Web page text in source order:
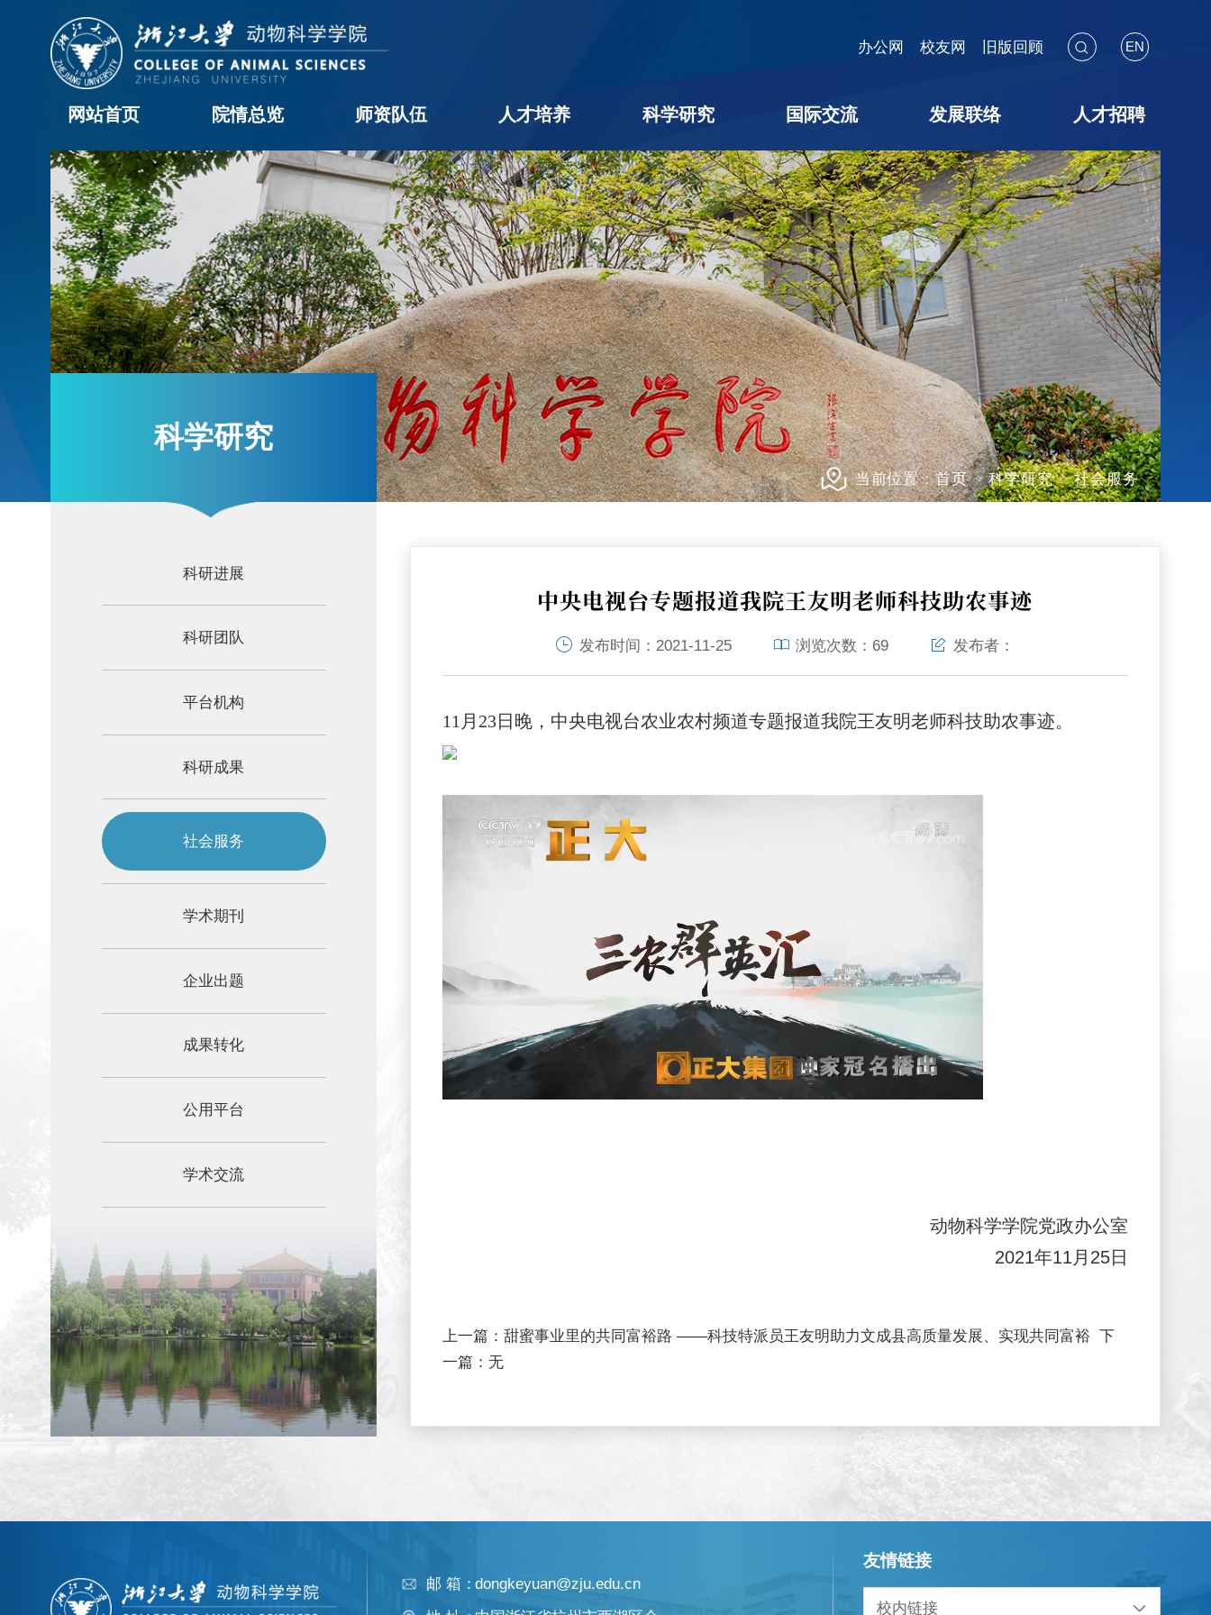
网站首页 院情总览
学院概况
历任领导
现任领导
机构设置
学院黄页
科室职责
办事流程
院长信箱
师资队伍
教职工名录
学科队伍
博士后
访问学者
人才培养
本科生教育
研究生教育
学生工作
教学相长
创新创业
科学研究
科研进展
科研团队
平台机构
科研成果
社会服务
学术期刊
企业出题
成果转化
公用平台
学术交流
国际交流
海外见闻
国际会议
交流项目
暑期学校
发展联络
校友联络
教育基金
捐赠途径
捐赠鸣谢
捐赠用途
人才招聘
教师招聘
博后招聘
员工招聘
办公网 校友网 旧版回顾 EN
当前位置：首页 科学研究 社会服务
科学研究
科研进展
科研团队
平台机构
科研成果
社会服务
学术期刊
企业出题
成果转化
公用平台
学术交流
中央电视台专题报道我院王友明老师科技助农事迹
发布时间： 2021-11-25 浏览次数： 69 发布者：
11月23日晚，中央电视台农业农村频道专题报道我院王友明老师科技助农事迹。
动物科学学院党政办公室
2021年11月25日
上一篇：甜蜜事业里的共同富裕路 ——科技特派员王友明助力文成县高质量发展、实现共同富裕 下
一篇：无
邮 箱：dongkeyuan@zju.edu.cn
友情链接
校内链接